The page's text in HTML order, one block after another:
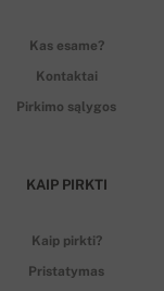
Kas esame?
Kontaktai
Pirkimo sąlygos
KAIP PIRKTI
Kaip pirkti?
Pristatymas